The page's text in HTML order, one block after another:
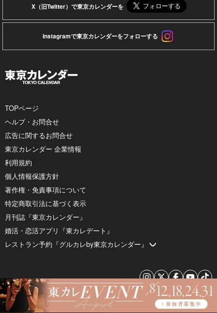
X（旧Twitter）で東京カレンダーを
Instagramで東京カレンダーをフォローする
TOPページ
ヘルプ・お問合せ
広告に関するお問合せ
東京カレンダー 企業情報
利用規約
個人情報保護方針
著作権・免責事項について
特定商取引法に基づく表示
月刊誌『東京カレンダー』
婚活・恋活アプリ『東カレデート』
レストラン予約『グルカレby東京カレンダー』
© 2026 by Tokyo Calendar, Inc.